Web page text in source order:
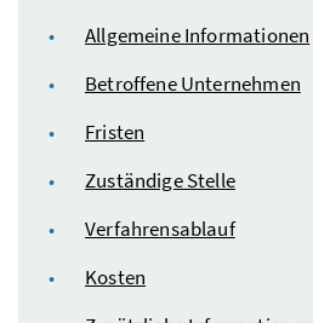
Inhaltsverzeichnis
Allgemeine Informationen
Betroffene Unternehmen
Fristen
Zuständige Stelle
Verfahrensablauf
Kosten